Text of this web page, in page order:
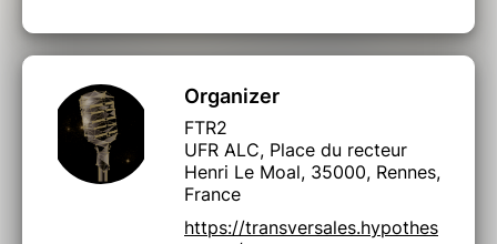
Organizer
FTR2
UFR ALC, Place du recteur
Henri Le Moal, 35000, Rennes,
France
https://transversales.hypothes